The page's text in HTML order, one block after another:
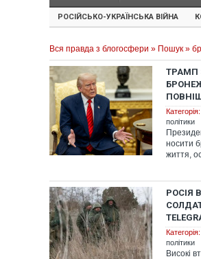
РОСІЙСЬКО-УКРАЇНСЬКА ВІЙНА
Вся правда з блогосфери » Пошук »
ТРАМП
Категорія:
політики
носити
життя,
РОСІЯ
Категорія:
політики
Високі